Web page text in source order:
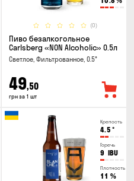
(0)
Пиво безалкогольное
Carlsberg «NON Alcoholic» 0.5л
Светлое, Фильтрованное, 0.5°
49,50
грн за 1 шт
Крепость
4.5 °
Горечь
9 IBU
Плотность
11 %